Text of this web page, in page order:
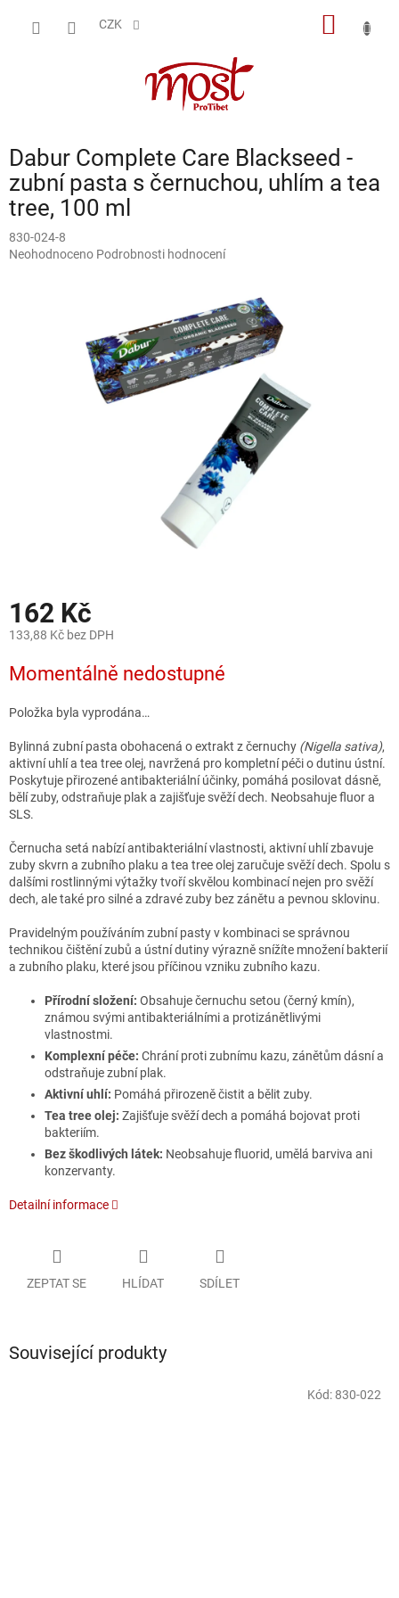
CZK
Dabur Complete Care Blackseed -
zubní pasta s černuchou, uhlím a tea
tree, 100 ml
830-024-8
Průměrné
Neohodnoceno Podrobnosti hodnocení
162 Kč
133,88 Kč bez DPH
cena:
Momentálně nedostupné
Položka byla vyprodána…
Bylinná zubní pasta obohacená o extrakt z černuchy (Nigella sativa),
aktivní uhlí a tea tree olej, navržená pro kompletní péči o dutinu ústní.
Poskytuje přirozené antibakteriální účinky, pomáhá posilovat dásně,
bělí zuby, odstraňuje plak a zajišťuje svěží dech. Neobsahuje fluor a
SLS.
Černucha setá nabízí antibakteriální vlastnosti, aktivní uhlí zbavuje
zuby skvrn a zubního plaku a tea tree olej zaručuje svěží dech. Spolu s
dalšími rostlinnými výtažky tvoří skvělou kombinací nejen pro svěží
dech, ale také pro silné a zdravé zuby bez zánětu a pevnou sklovinu.
Pravidelným používáním zubní pasty v kombinaci se správnou
technikou čištění zubů a ústní dutiny výrazně snížíte množení bakterií
a zubního plaku, které jsou příčinou vzniku zubního kazu.
Přírodní složení: Obsahuje černuchu setou (černý kmín),
známou svými antibakteriálními a protizánětlivými
vlastnostmi.
Komplexní péče: Chrání proti zubnímu kazu, zánětům dásní a
odstraňuje zubní plak.
Aktivní uhlí: Pomáhá přirozeně čistit a bělit zuby.
Tea tree olej: Zajišťuje svěží dech a pomáhá bojovat proti
bakteriím.
Bez škodlivých látek: Neobsahuje fluorid, umělá barviva ani
konzervanty.
Detailní informace
ZEPTAT SE HLÍDAT SDÍLET
Související produkty
Kód: 830-022